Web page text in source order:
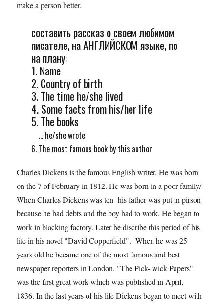
make a person better.
составить рассказ о своем любимом
писателе, на АНГЛИЙСКОМ языке, по
на плану:
1. Name
2. Country of birth
3. The time he/she lived
4. Some facts from his/her life
5. The books
... he/she wrote
6. The most famous book by this author
Charles Dickens is the famous English writer. He was born
on the 7 of February in 1812. He was born in a poor family/
When Charles Dickens was ten his father was put in pirson
because he had debts and the boy had to work. He began to
work in blacking factory. Later he discribe this period of his
life in his novel "David Copperfield". When he was 25
years old he became one of the most famous and best
newspaper reporters in London. "The Pick- wick Papers"
was the first great work which was published in April,
1836. In the last years of his life Dickens began to meet with